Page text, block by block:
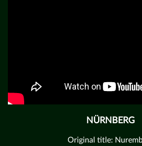
NÜRNBERG
Original title: